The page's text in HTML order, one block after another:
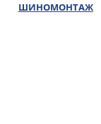
ШИНОМОНТАЖ